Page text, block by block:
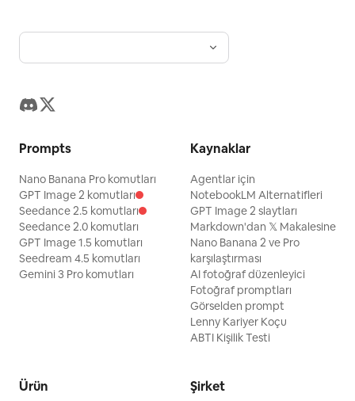
Prompts
Nano Banana Pro komutları
GPT Image 2 komutları
Seedance 2.5 komutları
Seedance 2.0 komutları
GPT Image 1.5 komutları
Seedream 4.5 komutları
Gemini 3 Pro komutları
Kaynaklar
Agentlar için
NotebookLM Alternatifleri
GPT Image 2 slaytları
Markdown'dan 𝕏 Makalesine
Nano Banana 2 ve Pro
karşılaştırması
AI fotoğraf düzenleyici
Fotoğraf promptları
Görselden prompt
Lenny Kariyer Koçu
ABTI Kişilik Testi
Ürün Şirket